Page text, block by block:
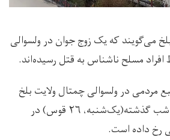
می‌گویند که یک زوج جوان در ولسوالی
مسلح ناشناس به قتل رسیده‌‌اند.
در ولسوالی چمتال ولایت بلخ
می‌گویند که این رویداد شب گذشته(یک‌شنبه، ۲۶ قوس) در
رخ داده است.